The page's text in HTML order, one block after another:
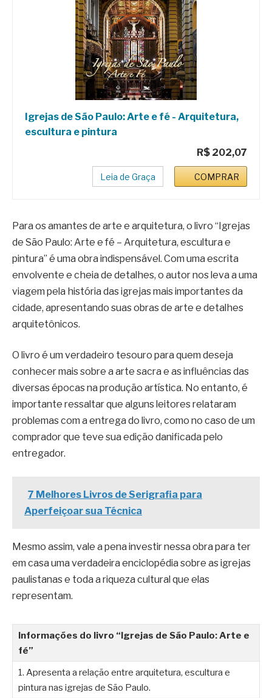
Igrejas de São Paulo: Arte e fé - Arquitetura,
escultura e pintura
R$ 202,07
Leia de Graça COMPRAR
Para os amantes de arte e arquitetura, o livro “Igrejas
de São Paulo: Arte e fé – Arquitetura, escultura e
pintura” é uma obra indispensável. Com uma escrita
envolvente e cheia de detalhes, o autor nos leva a uma
viagem pela história das igrejas mais importantes da
cidade, apresentando suas obras de arte e detalhes
arquitetônicos.
O livro é um verdadeiro tesouro para quem deseja
conhecer mais sobre a arte sacra e as influências das
diversas épocas na produção artística. No entanto, é
importante ressaltar que alguns leitores relataram
problemas com a entrega do livro, como no caso de um
comprador que teve sua edição danificada pelo
entregador.
7 Melhores Livros de Serigrafia para
Aperfeiçoar sua Técnica
Mesmo assim, vale a pena investir nessa obra para ter
em casa uma verdadeira enciclopédia sobre as igrejas
paulistanas e toda a riqueza cultural que elas
representam.
Informações do livro “Igrejas de São Paulo: Arte e
fé”
1. Apresenta a relação entre arquitetura, escultura e
pintura nas igrejas de São Paulo.